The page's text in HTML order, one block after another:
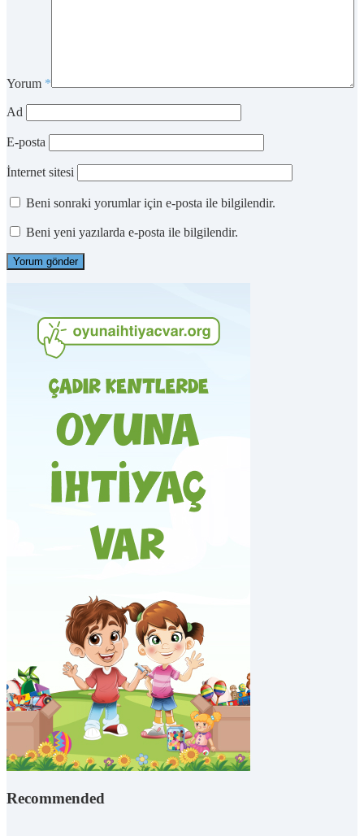
Yorum *
Ad
E-posta
İnternet sitesi
Beni sonraki yorumlar için e-posta ile bilgilendir.
Beni yeni yazılarda e-posta ile bilgilendir.
Recommended